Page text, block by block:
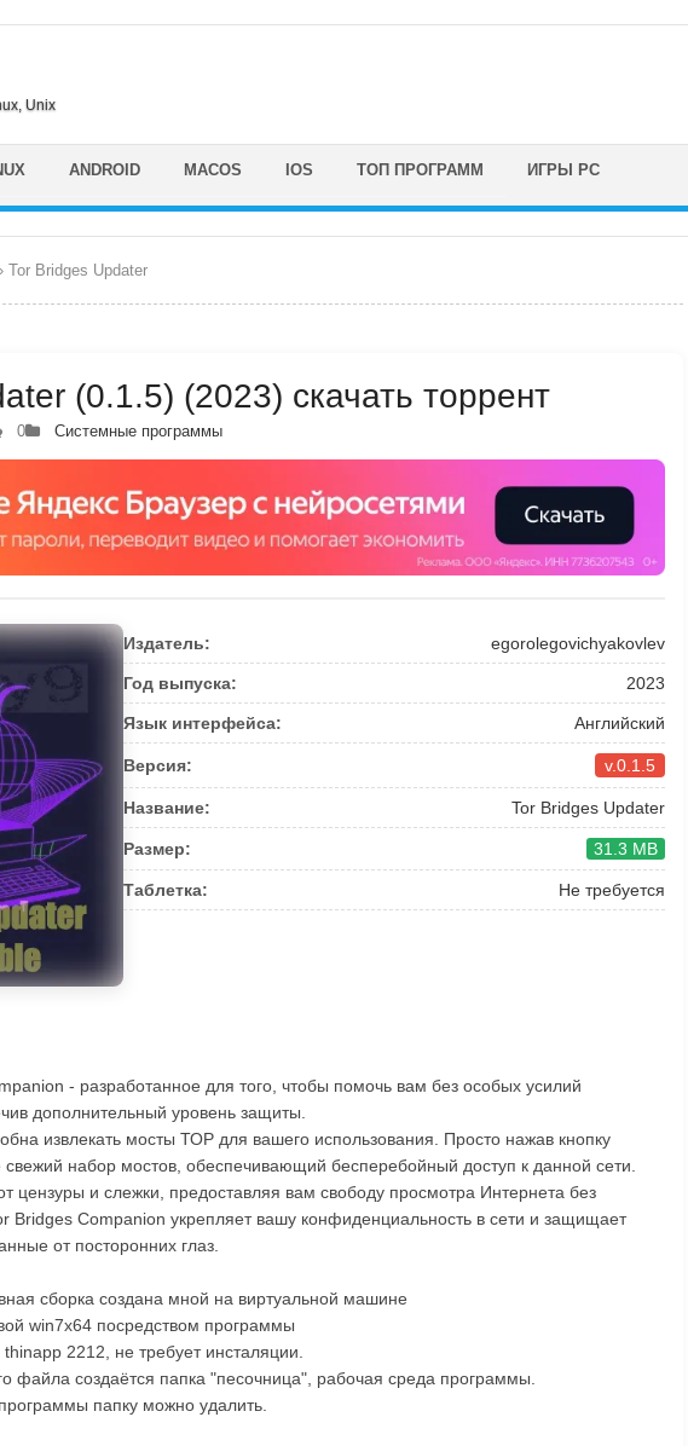
Unix
ANDROID MACOS IOS ТОП ПРОГРАММ ИГРЫ PC
Tor Bridges Updater
(0.1.5) (2023) скачать торрент
0 Системные программы
Издатель: egorolegovichyakovlev
Год выпуска: 2023
Язык интерфейса: Английский
Версия: v.0.1.5
Название: Tor Bridges Updater
Размер: 31.3 MB
Таблетка: Не требуется
- разработанное для того, чтобы помочь вам без особых усилий
дополнительный уровень защиты.
извлекать мосты ТОР для вашего использования. Просто нажав кнопку
набор мостов, обеспечивающий бесперебойный доступ к данной сети.
цензуры и слежки, предоставляя вам свободу просмотра Интернета без
Bridges Companion укрепляет вашу конфиденциальность в сети и защищает
от посторонних глаз.
сборка создана мной на виртуальной машине
win7x64 посредством программы
2212, не требует инсталяции.
файла создаётся папка "песочница", рабочая среда программы.
папку можно удалить.